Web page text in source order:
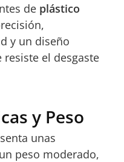
de plástico
y un diseño
el desgaste
y Peso
unas
peso moderado,